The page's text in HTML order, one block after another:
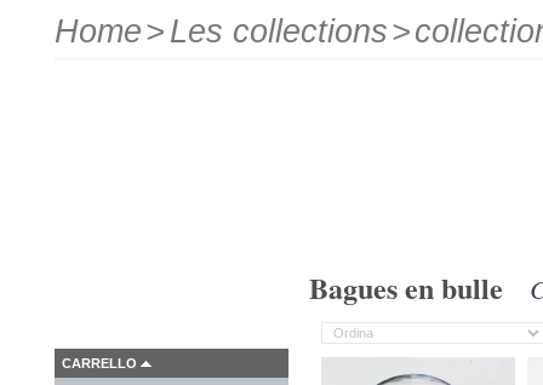
Home> Les collections>
Bagues en bulle
CARRELLO